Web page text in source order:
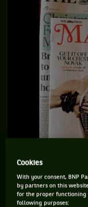
Cookies
With your consent, BNP
by partners on this
for the proper functioning
following purposes: